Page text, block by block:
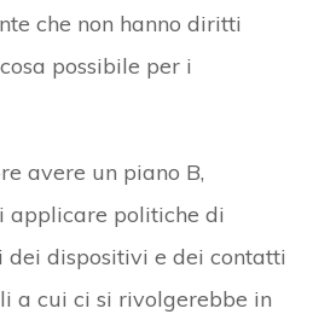
che non hanno diritti
possibile per i
avere un piano B,
applicare politiche di
dei dispositivi e dei contatti
a cui ci si rivolgerebbe in